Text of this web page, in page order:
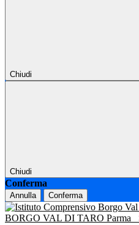
Chiudi
Chiudi
Conferma
Annulla Conferma
BORGO VAL DI TARO Parma